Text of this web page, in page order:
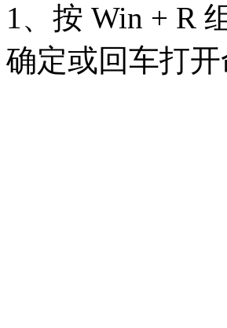
1、按 Win + R
确定或回车打